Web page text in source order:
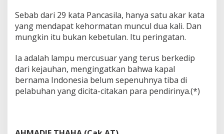
Sebab dari 29 kata Pancasila, hanya satu akar kata
yang mendapat kehormatan muncul dua kali. Dan
mungkin itu bukan kebetulan. Itu peringatan.
Ia adalah lampu mercusuar yang terus berkedip
dari kejauhan, mengingatkan bahwa kapal
bernama Indonesia belum sepenuhnya tiba di
pelabuhan yang dicita-citakan para pendirinya.(*)